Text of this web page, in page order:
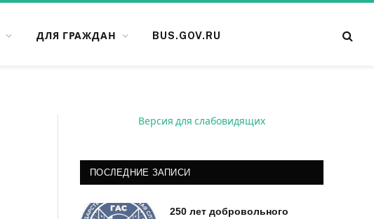
ДЛЯ ГРАЖДАН BUS.GOV.RU
Версия для слабовидящих
ПОСЛЕДНИЕ ЗАПИСИ
250 лет добровольного